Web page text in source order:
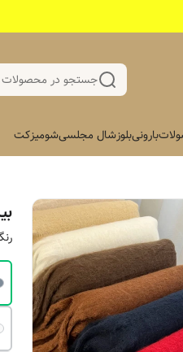
جستجو در محصولات
بارونیبلوزشال مجلسیشومیزکت